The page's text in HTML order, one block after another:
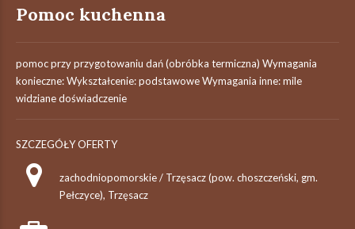
Pomoc kuchenna
pomoc przy przygotowaniu dań (obróbka termiczna) Wymagania
konieczne: Wykształcenie: podstawowe Wymagania inne: mile
widziane doświadczenie
SZCZEGÓŁY OFERTY
zachodniopomorskie / Trzęsacz (pow. choszczeński, gm.
Pełczyce), Trzęsacz